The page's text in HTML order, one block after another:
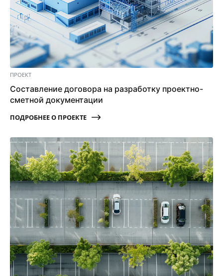
ПРОЕКТ
Составление договора на разработку проектно-
сметной документации
ПОДРОБНЕЕ О ПРОЕКТЕ